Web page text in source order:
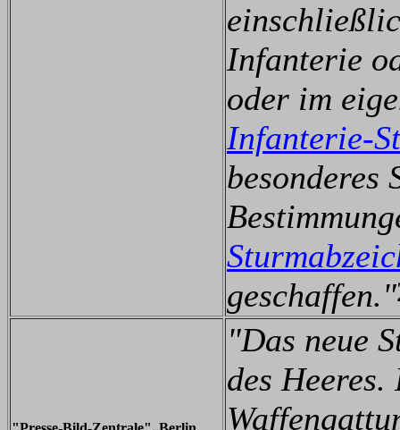
Infanterie
oder im
Infanterie-
besonderes
geschaffen."
"Das neue
des